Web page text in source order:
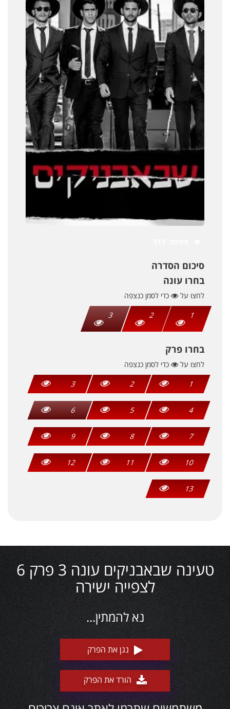
סיכום הסדרה
בחרו עונה
לחצו על
כדי לסמן כנצפה
1
2
3
בחרו פרק
לחצו על
כדי לסמן כנצפה
1
2
3
4
5
6
7
8
9
10
11
12
13
טעינה שבאבניקים עונה 3 פרק 6
לצפייה ישירה
נא להמתין...
נגן את הפרק
הורד את הפרק